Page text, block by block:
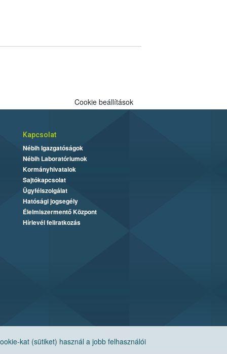
kat (sütiket) használ a jobb felhasználói
Cookie beállítások
Kapcsolat
Nébih Igazgatóságok
Nébih Laboratóriumok
Kormányhivatalok
Sajtókapcsolat
Ügyfélszolgálat
Hatósági jogsegély
Élelmiszermentő Központ
Hírlevél feliratkozás